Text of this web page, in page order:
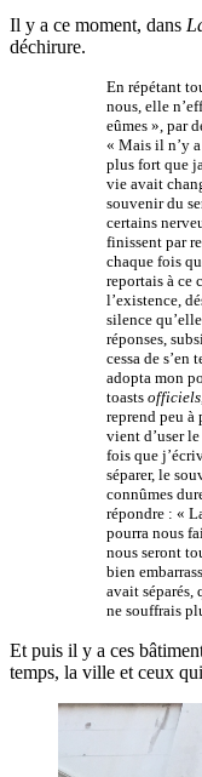
Il y a ce moment, dans
déchirure.
En répétant
nous, elle
eûmes », par
« Mais il n’y
plus fort que
vie avait
souvenir du
certains
finissent par
chaque fois
reportais à ce
l’existence,
silence
réponses,
cessa de
adopta mon
toasts officiels
reprend peu à
vient d’user
fois que
séparer, le
connûmes
répondre : «
pourra nous
nous seront
bien
avait séparés,
ne souffrais
Et puis il y a ces
temps, la ville et ceux